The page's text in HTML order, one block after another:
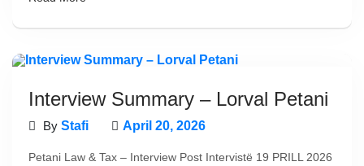
Interview Summary – Lorval Petani
By Stafi April 20, 2026
Petani Law & Tax – Interview Post Intervistë 19 PRILL 2026